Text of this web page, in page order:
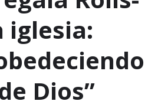
iglesia:
Dios”